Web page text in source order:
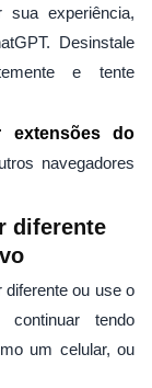
sua experiência,
Desinstale
e tente
extensões do
navegadores
diferente
ou use o
tendo
um celular, ou